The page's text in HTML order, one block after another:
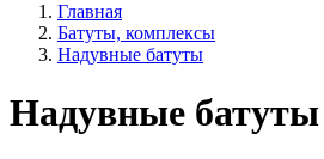
Главная
Батуты, комплексы
Надувные батуты
Надувные батуты